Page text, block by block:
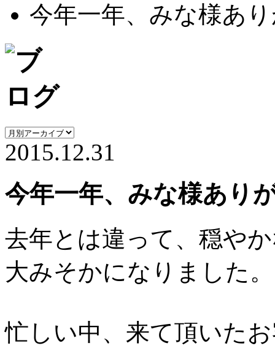
今年一年、みな様あ
2015.12.31
今年一年、みな様あり
去年とは違って、穏や
大みそかになりました。
忙しい中、来て頂いた